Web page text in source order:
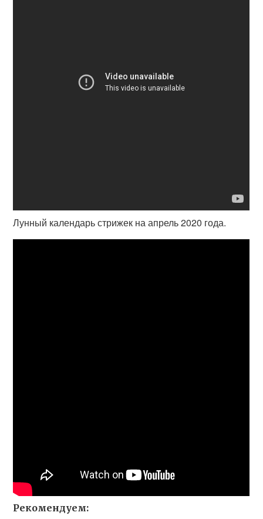
Лунный календарь стрижек на апрель 2020 года.
Рекомендуем: